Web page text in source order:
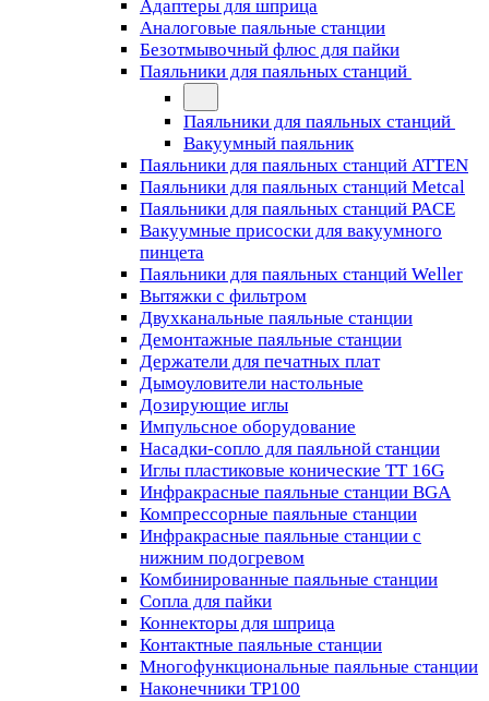
Адаптеры для шприца
Аналоговые паяльные станции
Безотмывочный флюс для пайки
Паяльники для паяльных станций
Паяльники для паяльных станций
Вакуумный паяльник
Паяльники для паяльных станций ATTEN
Паяльники для паяльных станций Metcal
Паяльники для паяльных станций PACE
Вакуумные присоски для вакуумного
пинцета
Паяльники для паяльных станций Weller
Вытяжки с фильтром
Двухканальные паяльные станции
Демонтажные паяльные станции
Держатели для печатных плат
Дымоуловители настольные
Дозирующие иглы
Импульсное оборудование
Насадки-сопло для паяльной станции
Иглы пластиковые конические TT 16G
Инфракрасные паяльные станции BGA
Компрессорные паяльные станции
Инфракрасные паяльные станции с
нижним подогревом
Комбинированные паяльные станции
Сопла для пайки
Коннекторы для шприца
Контактные паяльные станции
Многофункциональные паяльные станции
Наконечники TP100